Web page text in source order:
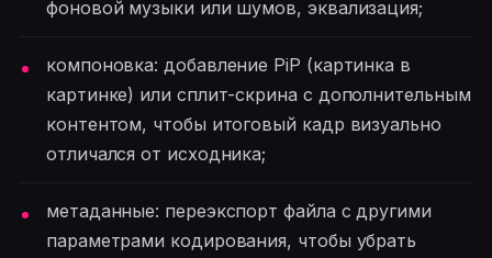
фоновой музыки или шумов, эквализация;
компоновка: добавление PiP (картинка в
картинке) или сплит-скрина с дополнительным
контентом, чтобы итоговый кадр визуально
отличался от исходника;
метаданные: переэкспорт файла с другими
параметрами кодирования, чтобы убрать